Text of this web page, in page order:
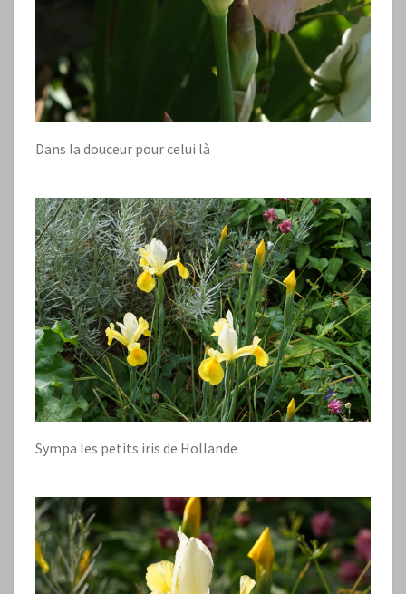
Dans la douceur pour celui là
Sympa les petits iris de Hollande